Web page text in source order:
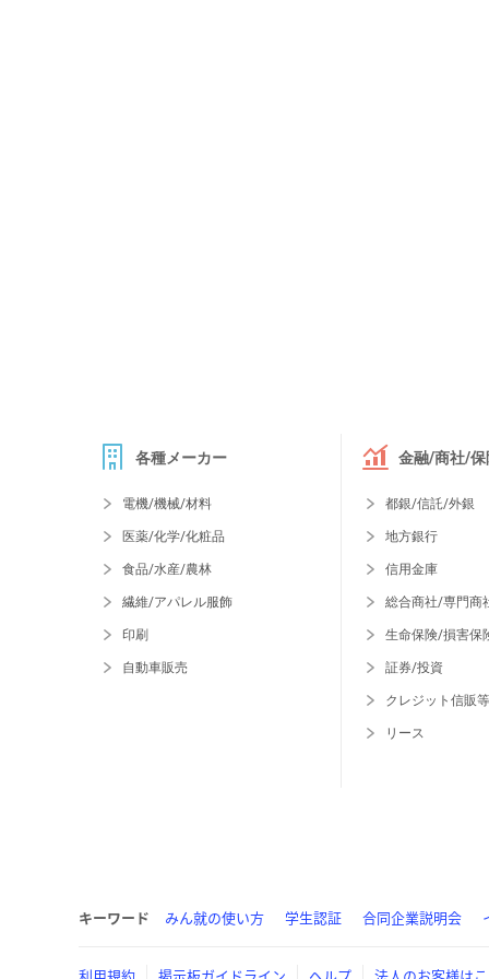
各種メーカー
電機/機械/材料
医薬/化学/化粧品
食品/水産/農林
繊維/アパレル服飾
印刷
自動車販売
金融/商社/保
都銀/信託/外銀
地方銀行
信用金庫
総合商社/専門商
生命保険/損害保
証券/投資
クレジット信販等
リース
キーワード みん就の使い方 学生認証 合同企業説明会